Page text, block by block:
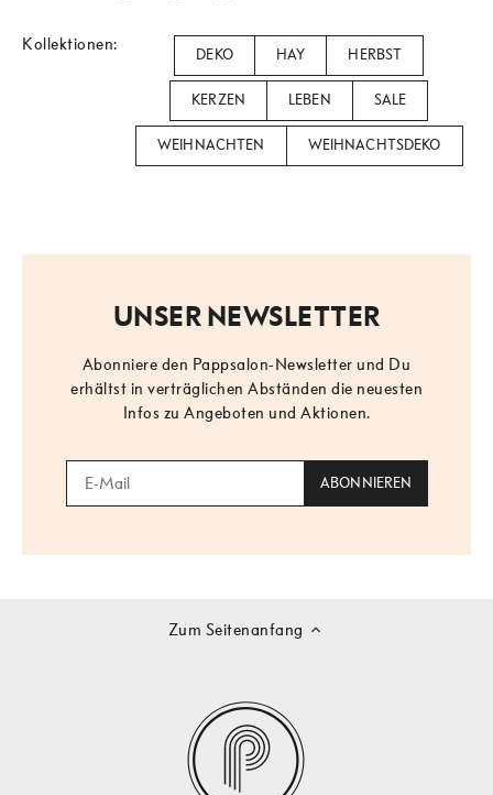
Kollektionen:
DEKO HAY HERBST
KERZEN LEBEN SALE
WEIHNACHTEN WEIHNACHTSDEKO
UNSER NEWSLETTER
Abonniere den Pappsalon-Newsletter und Du
erhältst in verträglichen Abständen die neuesten
Infos zu Angeboten und Aktionen.
Zum Seitenanfang